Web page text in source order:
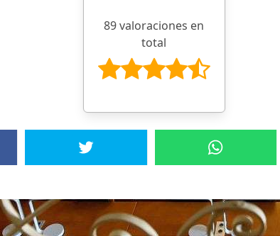
89 valoraciones en
total